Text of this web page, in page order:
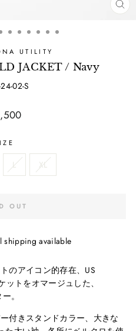
UTILITY
JACKET / Navy
24-02-S
L XL
OUT
shipping available
のアイコン的存在、US
ットをオマージュした、
。
付きスタンドカラー、大きな